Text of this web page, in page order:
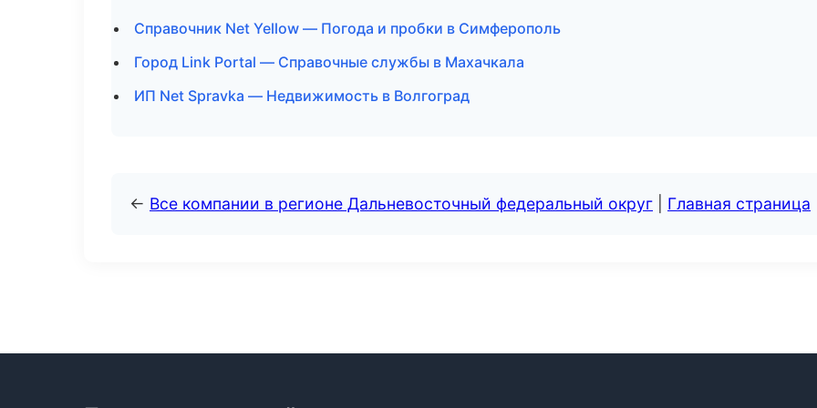
Справочник Net Yellow — Погода и пробки в Симферополь
Город Link Portal — Справочные службы в Махачкала
ИП Net Spravka — Недвижимость в Волгоград
← Все компании в регионе Дальневосточный федеральный округ Главная страница